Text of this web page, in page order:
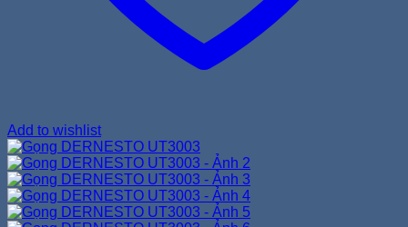
Add to wishlist